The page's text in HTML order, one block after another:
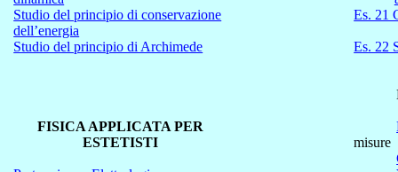
Studio del principio di conservazione
dell’energia
Es. 21
Studio del principio di Archimede Es. 22
FISICA APPLICATA PER
ESTETISTI
misure